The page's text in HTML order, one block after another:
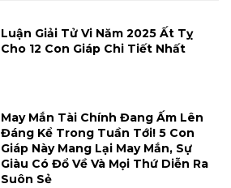
Luận Giải Tử Vi Năm 2025 Ất Tỵ
Cho 12 Con Giáp Chi Tiết Nhất
May Mắn Tài Chính Đang Ấm Lên
Đáng Kể Trong Tuần Tới! 5 Con
Giáp Này Mang Lại May Mắn, Sự
Giàu Có Đổ Về Và Mọi Thứ Diễn Ra
Suôn Sẻ